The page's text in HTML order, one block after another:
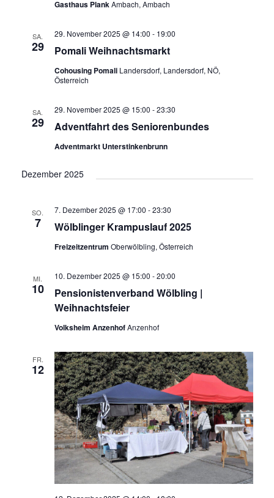
Gasthaus PlankAmbach, Ambach
SA.
29 Pomali Weihnachtsmarkt
29. November 2025 @ 14:00 - 19:00
Cohousing Pomali Landersdorf, Landersdorf, NÖ,
Österreich
SA.
29 Adventfahrt des Seniorenbundes
29. November 2025 @ 15:00 -23:30
Adventmarkt Unterstinkenbrunn
Dezember 2025
SO.
7 Wölblinger Krampuslauf 2025
7. Dezember 2025 @ 17:00 -23:30
Freizeitzentrum Oberwölbling, Österreich
MI.
10
Pensionistenverband Wölbling |
Weihnachtsfeier
10. Dezember 2025 @ 15:00 -20:00
Volksheim AnzenhofAnzenhof
FR.
12